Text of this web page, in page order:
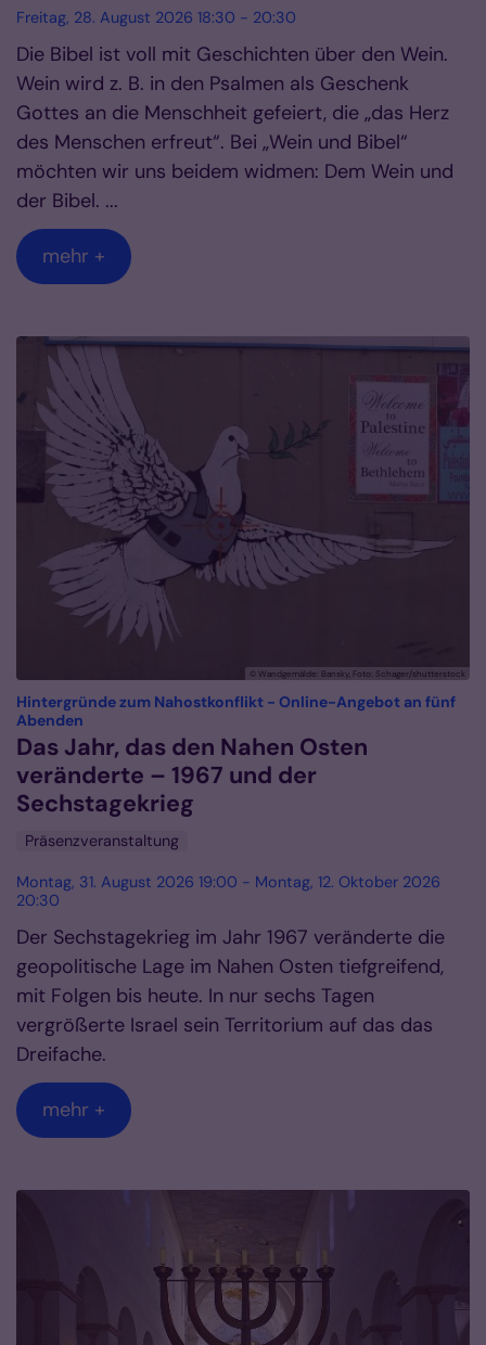
Freitag, 28. August 2026 18:30 - 20:30
Die Bibel ist voll mit Geschichten über den Wein.
Wein wird z. B. in den Psalmen als Geschenk
Gottes an die Menschheit gefeiert, die „das Herz
des Menschen erfreut“. Bei „Wein und Bibel“
möchten wir uns beidem widmen: Dem Wein und
der Bibel. ...
mehr +
© Wandgemälde: Bansky, Foto: Schager/shutterstock
Hintergründe zum Nahostkonflikt - Online-Angebot an fünf
Abenden
Das Jahr, das den Nahen Osten
veränderte – 1967 und der
Sechstagekrieg
Präsenzveranstaltung
Montag, 31. August 2026 19:00 - Montag, 12. Oktober 2026
20:30
Der Sechstagekrieg im Jahr 1967 veränderte die
geopolitische Lage im Nahen Osten tiefgreifend,
mit Folgen bis heute. In nur sechs Tagen
vergrößerte Israel sein Territorium auf das das
Dreifache.
mehr +